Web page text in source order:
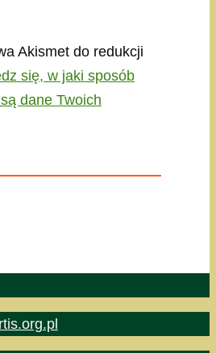
Akismet do redukcji
się, w jaki sposób
dane Twoich